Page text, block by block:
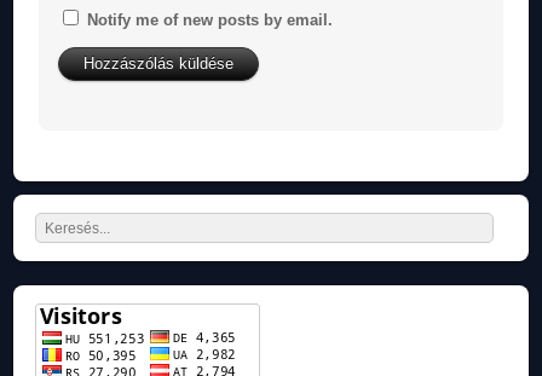
Notify me of new posts by email.